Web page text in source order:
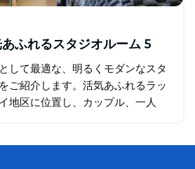
ふれるスタジオルーム 5
して最適な、明るくモダンなスタ
ご紹介します。活気あふれるラッ
地区に位置し、カップル、一人